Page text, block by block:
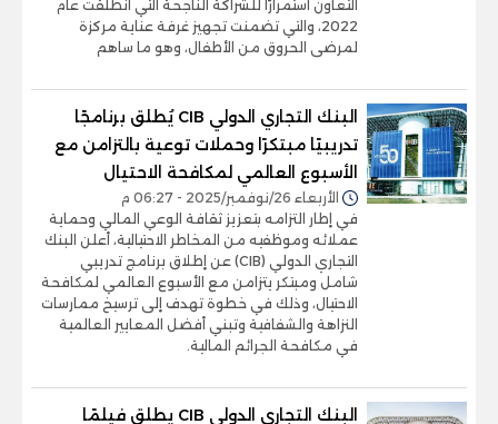
التعاون استمرارًا للشراكة الناجحة التي انطلقت عام
2022، والتي تضمنت تجهيز غرفة عناية مركزة
لمرضى الحروق من الأطفال، وهو ما ساهم
البنك التجاري الدولي CIB يُطلق برنامجًا
تدريبيًا مبتكرًا وحملات توعية بالتزامن مع
الأسبوع العالمي لمكافحة الاحتيال
الأربعاء 26/نوفمبر/2025 - 06:27 م
في إطار التزامه بتعزيز ثقافة الوعي المالي وحماية
عملائه وموظفيه من المخاطر الاحتيالية، أعلن البنك
التجاري الدولي (CIB) عن إطلاق برنامج تدريبي
شامل ومبتكر يتزامن مع الأسبوع العالمي لمكافحة
الاحتيال، وذلك في خطوة تهدف إلى ترسيخ ممارسات
النزاهة والشفافية وتبني أفضل المعايير العالمية
في مكافحة الجرائم المالية.
البنك التجاري الدولي CIB يطلق فيلمًا